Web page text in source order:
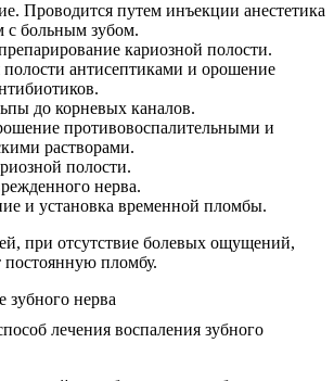
Проводится путем инъекции анестетика
с больным зубом.
кариозной полости.
антисептиками и орошение
до корневых каналов.
противовоспалительными и
растворами.
полости.
нерва.
и установка временной пломбы.
при отсутствие болевых ощущений,
постоянную пломбу.
лечения воспаления зубного